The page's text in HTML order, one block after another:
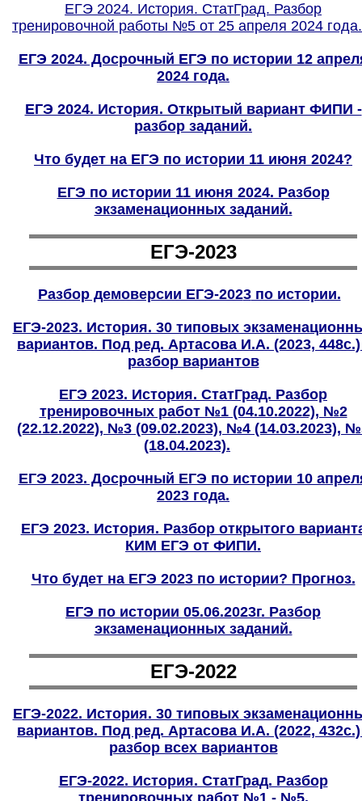
ЕГЭ 2024. История. СтатГрад. Разбор
тренировочной работы №5 от 25 апреля 2024 года.
ЕГЭ 2024. Досрочный ЕГЭ по истории 12
2024 года.
ЕГЭ 2024. История. Открытый вариант ФИПИ -
разбор заданий.
Что будет на ЕГЭ по истории 11 июня 2024?
ЕГЭ по истории 11 июня 2024. Разбор
экзаменационных заданий.
ЕГЭ-2023
Разбор демоверсии ЕГЭ-2023по истории.
ЕГЭ-2023. История. 30 типовых
вариантов. Под ред. Артасова И.А. (2023,
разбор вариантов
ЕГЭ 2023. История. СтатГрад. Разбор
тренировочных работ №1 (04.10.2022), №2
(22.12.2022), №3 (09.02.2023), №4 (14.03.2023),
(18.04.2023).
ЕГЭ 2023. Досрочный ЕГЭ по истории 10
2023 года.
ЕГЭ 2023. История. Разбор открытого
КИМ ЕГЭ от ФИПИ.
Что будет на ЕГЭ 2023 по истории? Прогноз.
ЕГЭ по истории 05.06.2023г. Разбор
экзаменационных заданий.
ЕГЭ-2022
ЕГЭ-2022. История. 30 типовых
вариантов. Под ред. Артасова И.А. (2022,
разбор всех вариантов
ЕГЭ-2022. История. СтатГрад. Разбор
тренировочных работ №1 - №5.